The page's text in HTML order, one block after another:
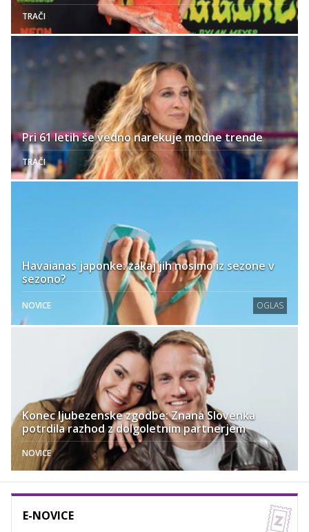
TRAČI
Pri 61 letih še vedno narekuje modne trende
TRAČI
Havaianas japonke: zakaj jih nosimo iz sezone v
sezono?
NOVICE OGLAS
Konec ljubezenske zgodbe: Znana Slovenka
potrdila razhod z dolgoletnim partnerjem
NOVICE
E-NOVICE